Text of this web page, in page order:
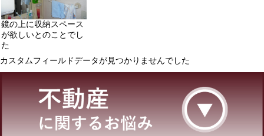
鏡の上に収納スペース
が欲しいとのことでし
た
カスタムフィールドデータが見つかりませんでした